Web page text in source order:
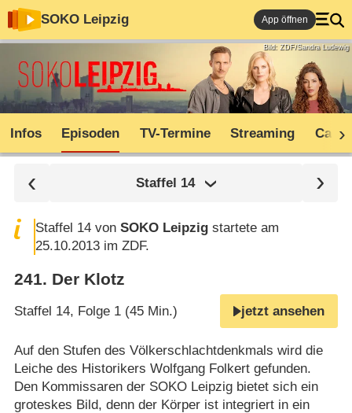
SOKO Leipzig App öffnen
Bild: ZDF/Sandra Ludewig
Infos Episoden TV-Termine Streaming Cast
Staffel 14
Staffel 14 vonSOKO Leipzig startete am
25.10.2013 im ZDF.
241. Der Klotz
Staffel 14, Folge 1 (45 Min.) jetzt ansehen
Auf den Stufen des Völkerschlachtdenkmals wird die
Leiche des Historikers Wolfgang Folkert gefunden.
Den Kommissaren der SOKO Leipzig bietet sich ein
groteskes Bild, denn der Körper ist integriert in ein